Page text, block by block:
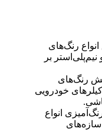
رنگ‌های
بر
رنگ‌های
خودرویی
انواع